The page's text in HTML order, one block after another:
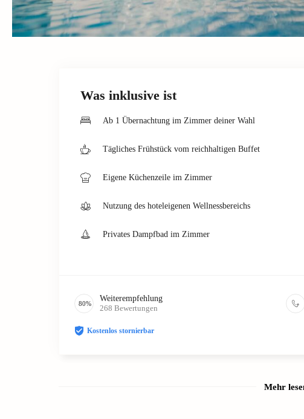
Was inklusive ist
Ab 1 Übernachtung im Zimmer deiner Wahl
Tägliches Frühstück vom reichhaltigen Buffet
Eigene Küchenzeile im Zimmer
Nutzung des hoteleigenen Wellnessbereichs
Privates Dampfbad im Zimmer
80%
Weiterempfehlung
268 Bewertungen
Kostenlos stornierbar
Mehr